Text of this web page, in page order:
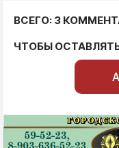
ВСЕГО: 3
ЧТОБЫ